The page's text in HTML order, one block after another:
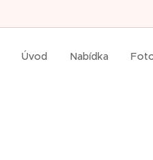
Úvod Nabídka